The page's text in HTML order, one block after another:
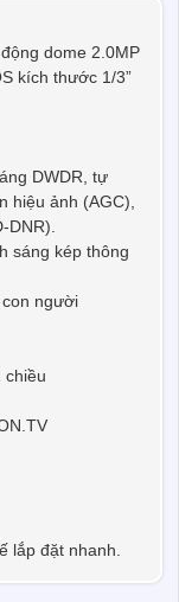
dome 2.0MP
kích thước 1/3”
DWDR, tự
hiệu ảnh (AGC),
sáng kép thông
con người
chiều
lắp đặt nhanh.